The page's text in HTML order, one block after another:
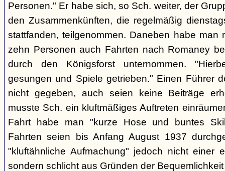
Personen." Er habe sich, so Sch. weiter, der
den Zusammenkünften, die regelmäßig
stattfanden, teilgenommen. Daneben habe man
zehn Personen auch Fahrten nach Romaney
durch den Königsforst unternommen.
gesungen und Spiele getrieben." Einen Führer
nicht gegeben, auch seien keine Beiträge
musste Sch. ein kluftmäßiges Auftreten
Fahrt habe man "kurze Hose und buntes
Fahrten seien bis Anfang August 1937
"kluftähnliche Aufmachung" jedoch nicht einer
sondern schlicht aus Gründen der